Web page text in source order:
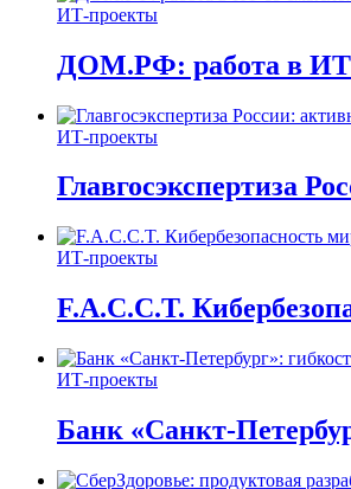
ИТ-проекты
ДОМ.РФ: работа в ИТ
ИТ-проекты
Главгосэкспертиза
ИТ-проекты
F.A.C.C.T.
ИТ-проекты
Банк «Санкт-